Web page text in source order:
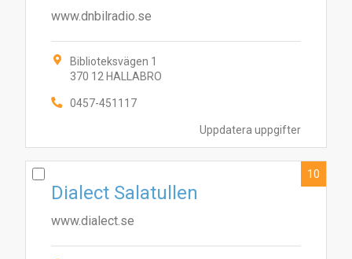
Uppdatera uppgifter
www.dnbilradio.se
Biblioteksvägen 1
370 12 HALLABRO
0457-451117
Dialect Salatullen
www.dialect.se
10